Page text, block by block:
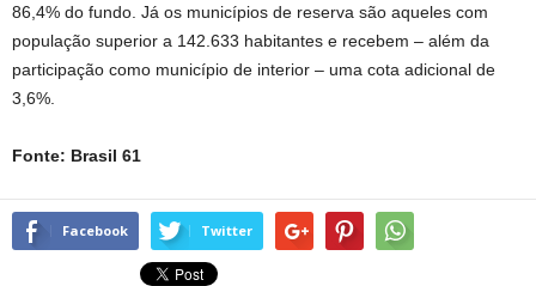
86,4% do fundo. Já os municípios de reserva são aqueles com
população superior a 142.633 habitantes e recebem – além da
participação como município de interior – uma cota adicional de
3,6%.
Fonte: Brasil 61
Facebook Twitter